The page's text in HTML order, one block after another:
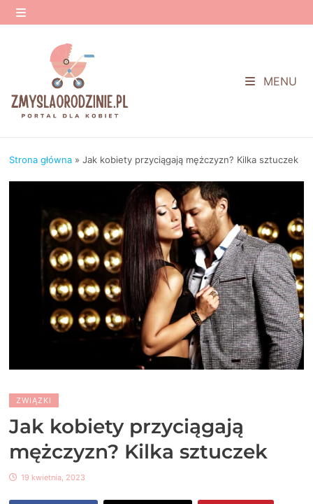
Przejdź
do
MENU
MENU
Strona główna »Jak kobiety przyciągają mężczyzn? Kilka sztuczek
ZWIĄZKI
Jak kobiety przyciągają
mężczyzn? Kilka sztuczek
19 kwietnia, 2023